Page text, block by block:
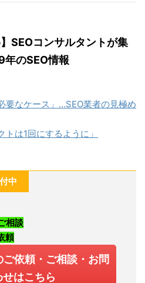
】SEOコンサルタントが集
年のSEO情報
要なケース」…SEO業者の見極め
は1回にするように」
中
相談
頼
依頼・ご相談・お問
せはこちら